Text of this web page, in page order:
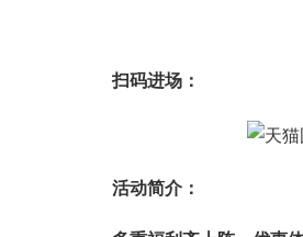
扫码进场：
活动简介：